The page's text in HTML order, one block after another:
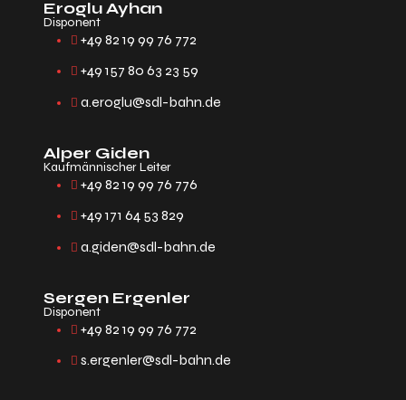
Eroglu Ayhan
Disponent
+49 82 19 99 76 772
+49 157 80 63 23 59
a.eroglu@sdl-bahn.de
Alper Giden
Kaufmännischer Leiter
+49 82 19 99 76 776
+49 171 64 53 829
a.giden@sdl-bahn.de
Sergen Ergenler
Disponent
+49 82 19 99 76 772
s.ergenler@sdl-bahn.de